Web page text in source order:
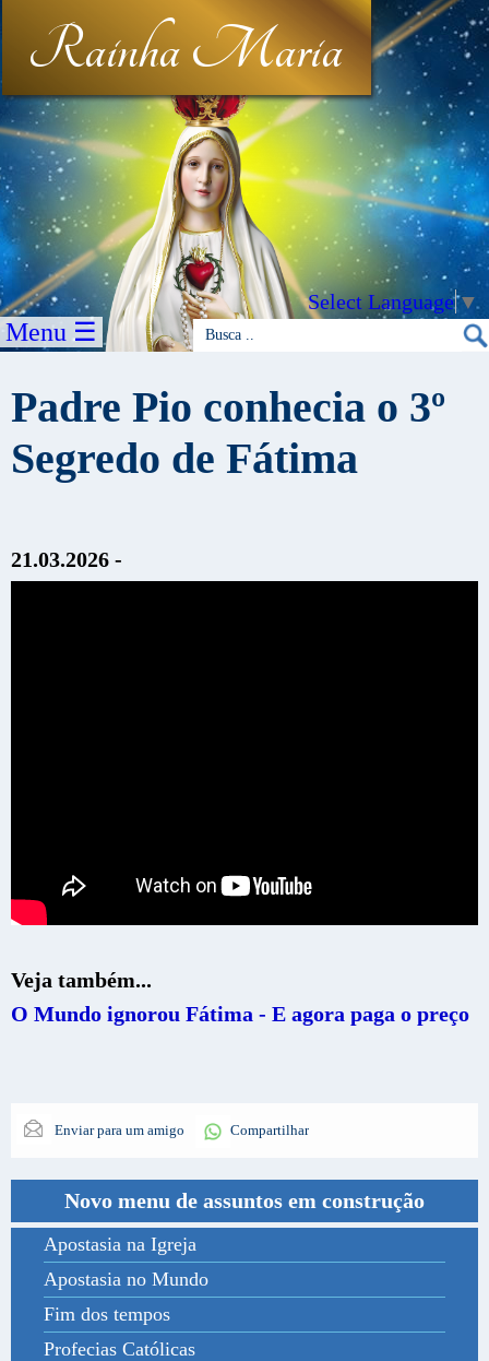
Rainha Maria
Select Language▼
Menu ☰
Padre Pio conhecia o 3º
Segredo de Fátima
21.03.2026 -
Veja também...
O Mundo ignorou Fátima - E agora paga o preço
Enviar para um amigo Compartilhar
Novo menu de assuntos em construção
Apostasia na Igreja
Apostasia no Mundo
Fim dos tempos
Profecias Católicas